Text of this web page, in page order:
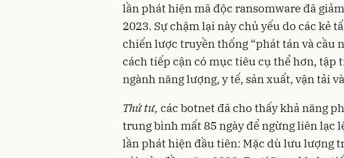
lần phát hiện mã độc ransomware đã
2023. Sự chậm lại này chủ yếu do các kẻ
chiến lược truyền thống “phát tán và cầu
cách tiếp cận có mục tiêu cụ thể hơn, tập
ngành năng lượng, y tế, sản xuất, vận tải
Thứ tư, các botnet đã cho thấy khả năng
trung bình mất 85 ngày để ngừng liên lạc
lần phát hiện đầu tiên: Mặc dù lưu lượng